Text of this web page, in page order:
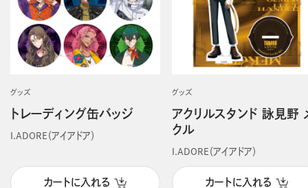
グッズ
トレーディング缶バッジ
I.ADORE（アイアドア）
カートに入れる
グッズ
アクリルスタンド 詠見野
クル
I.ADORE（アイアドア）
カートに入れる